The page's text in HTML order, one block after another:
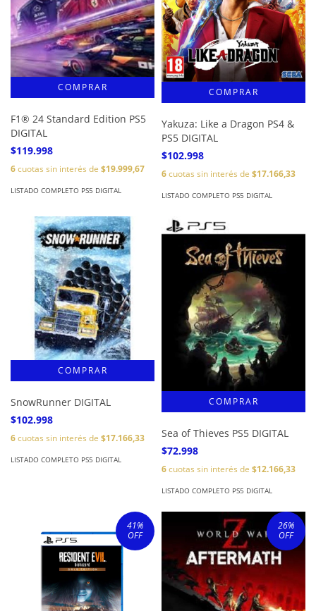
F1® 24 Standard Edition PS5
DIGITAL
$119.998
6cuotas sin interés de $19.999,67
LISTADO COMPLETO PS5 DIGITAL
Yakuza: Like a Dragon PS4 &
PS5 DIGITAL
$102.998
6cuotas sin interés de $17.166,33
LISTADO COMPLETO PS5 DIGITAL
SnowRunner DIGITAL
$102.998
6cuotas sin interés de $17.166,33
LISTADO COMPLETO PS5 DIGITAL
Sea of Thieves PS5 DIGITAL
$72.998
6cuotas sin interés de $12.166,33
LISTADO COMPLETO PS5 DIGITAL
41%
OFF
26%
OFF